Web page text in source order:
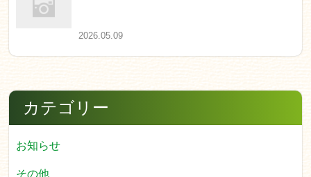
2026.05.09
カテゴリー
お知らせ
その他